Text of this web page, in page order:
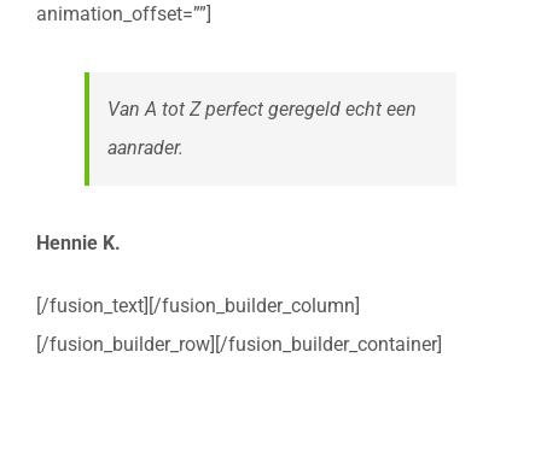
animation_offset=””]
Van A tot Z perfect geregeld echt een
aanrader.
Hennie K.
[/fusion_text][/fusion_builder_column]
[/fusion_builder_row][/fusion_builder_container]